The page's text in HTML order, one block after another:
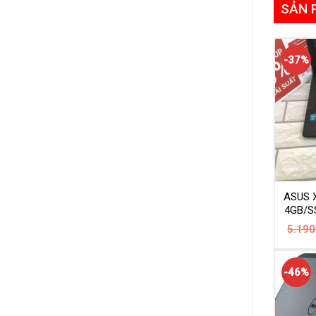
SẢN
-37%
ASUS
4GB/
-46%